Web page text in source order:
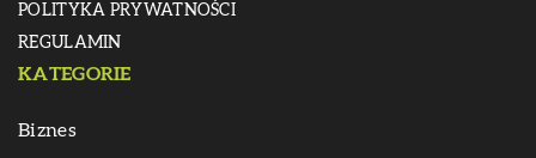
POLITYKA PRYWATNOŚCI
REGULAMIN
KATEGORIE
Biznes